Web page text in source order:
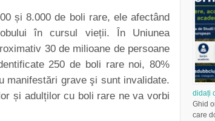
și 8.000 de boli rare, ele afectând
în cursul vieții. În Uniunea
30 de milioane de persoane
250 de boli rare noi, 80%
manifestări grave şi sunt invalidate.
și adulților cu boli rare ne va vorbi
didați
Ghid
care